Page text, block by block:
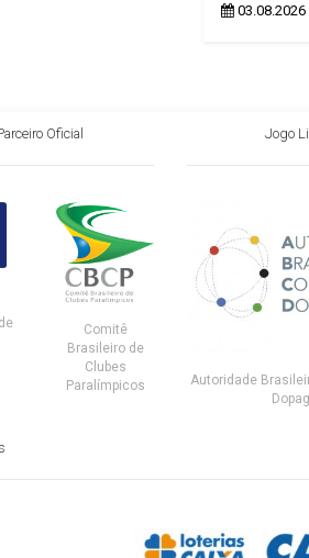
03.08.2026
Oficial
Comitê
Brasileiro de
Clubes
Paralímpicos
Jogo
Autoridade